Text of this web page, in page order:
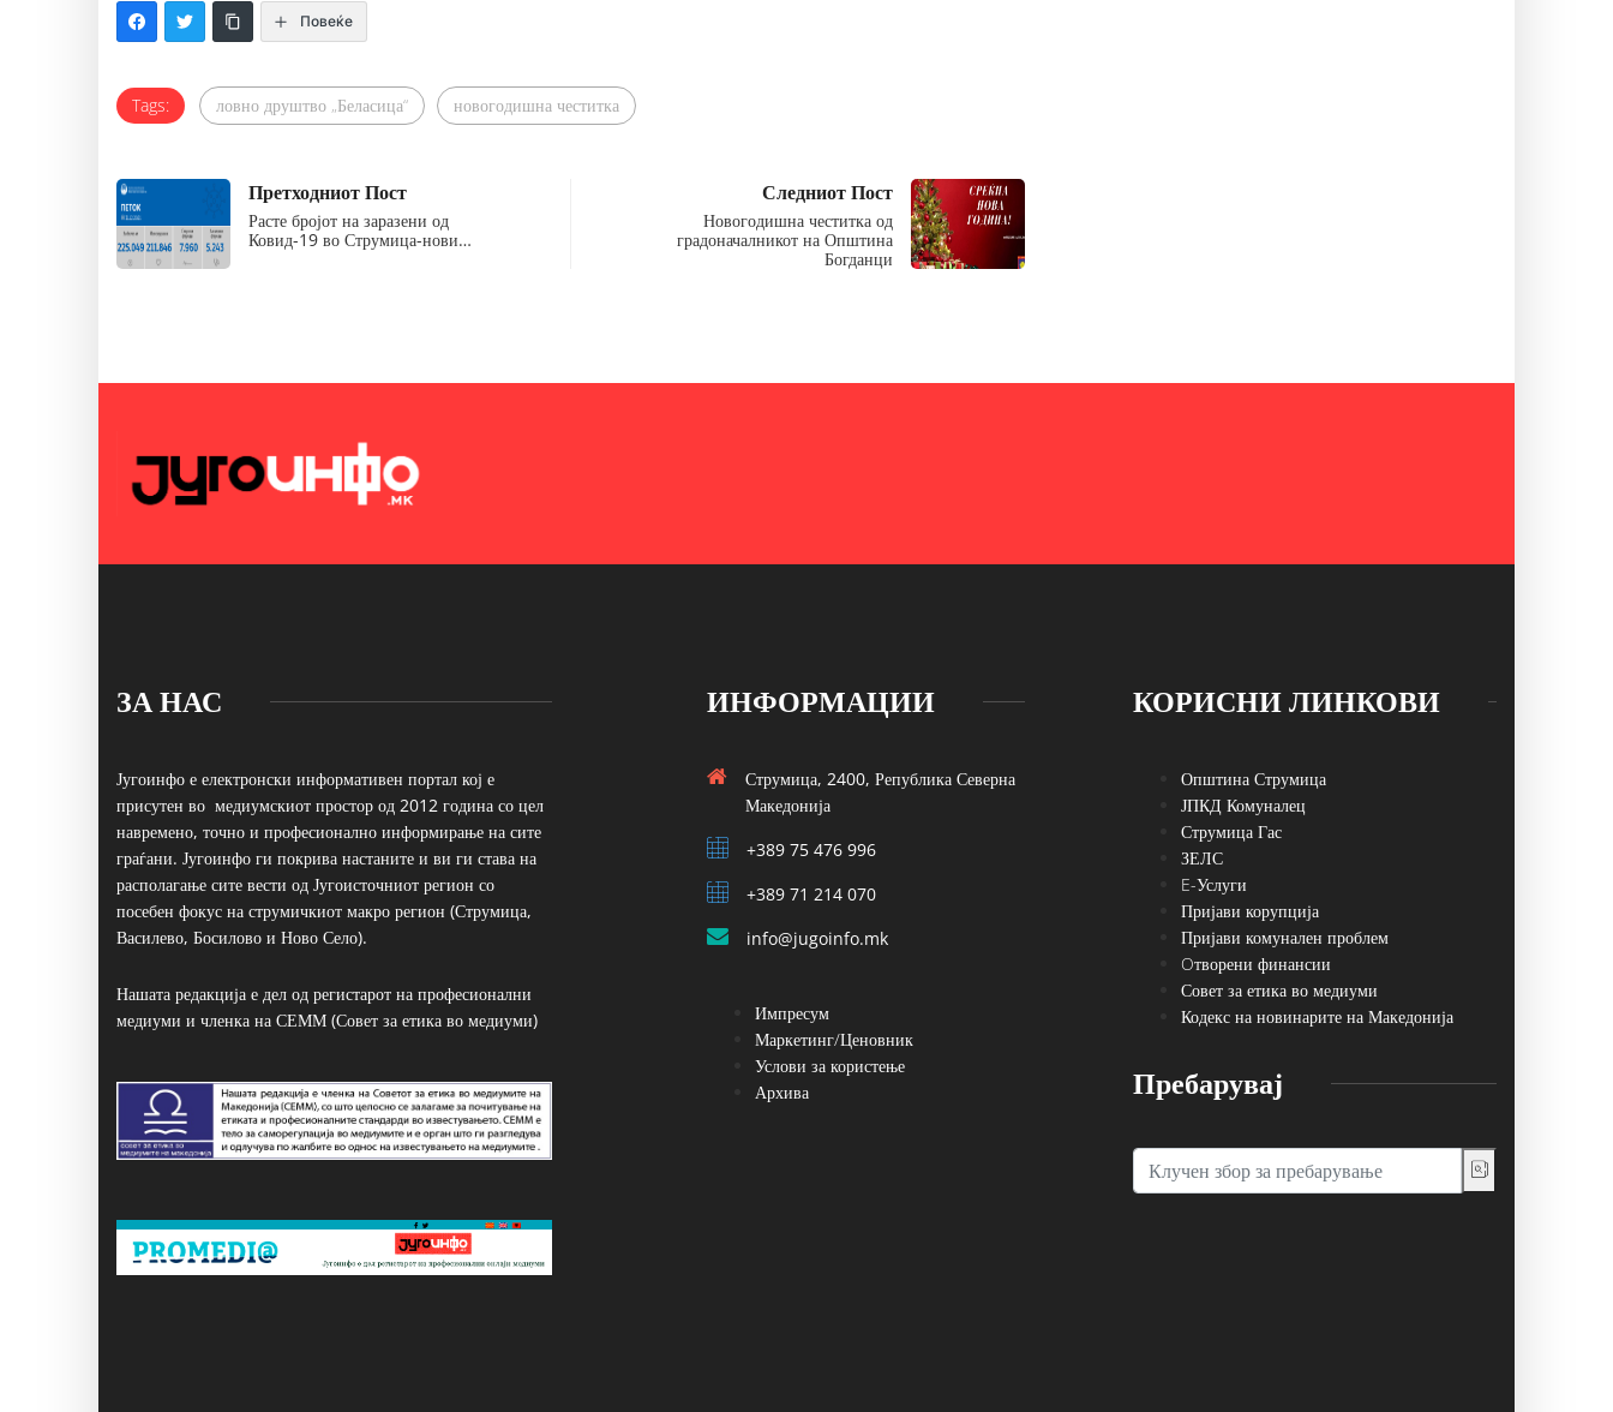
Повеќе
Tags: ловно друштво „Беласица“ новогодишна честитка
Претходниот Пост
Расте бројот на заразени од
Ковид-19 во Струмица-нови…
Следниот Пост
Новогодишна честитка од
градоначалникот на Општина
Богданци
ЗА НАС
Југоинфо е електронски информативен портал кој е
присутен во медиумскиот простор од 2012 година со цел
навремено, точно и професионално информирање на сите
граѓани. Југоинфо ги покрива настаните и ви ги става на
располагање сите вести од Југоисточниот регион со
посебен фокус на струмичкиот макро регион (Струмица,
Василево, Босилово и Ново Село).
Нашата редакција е дел од регистарот на професионални
медиуми и членка на СЕММ (Совет за етика во медиуми)
ИНФОРМАЦИИ
Струмица, 2400, Република Северна
Македонија
+389 75 476 996
+389 71 214 070
info@jugoinfo.mk
Импресум
Маркетинг/Ценовник
Услови за користење
Архива
КОРИСНИ ЛИНКОВИ
Општина Струмица
ЈПКД Комуналец
Струмица Гас
ЗЕЛС
E-Услуги
Пријави корупција
Пријави комунален проблем
Oтворени финансии
Совет за етика во медиуми
Кодекс на новинарите на Македонија
Пребарувај